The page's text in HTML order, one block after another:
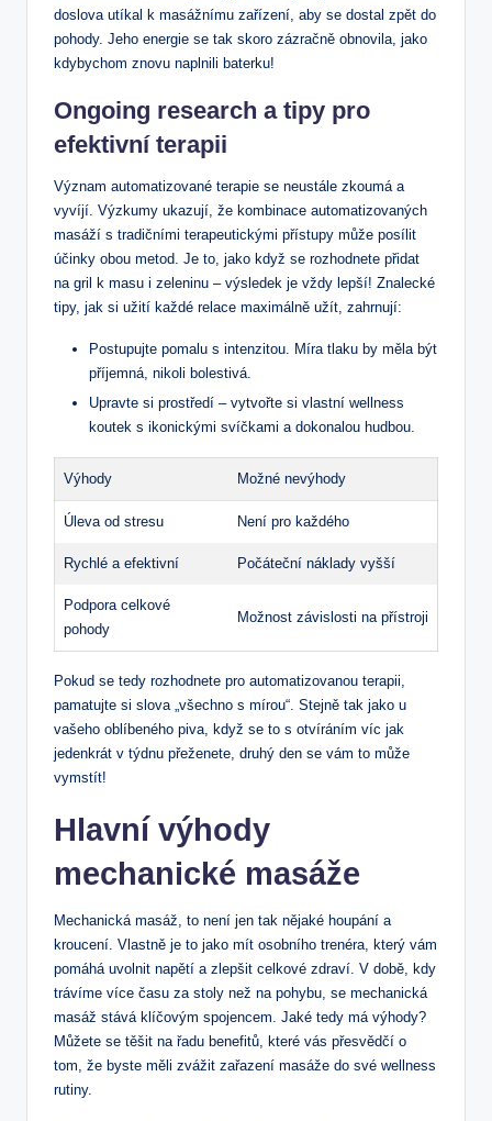
doslova utíkal k masážnímu zařízení, aby se dostal zpět do
pohody. Jeho energie ⁣se tak skoro zázračně obnovila, ⁢jako⁤
kdybychom znovu naplnili baterku!
Ongoing research a tipy​ pro
efektivní⁣ terapii
Význam automatizované terapie se neustále zkoumá a
vyvíjí. Výzkumy ukazují, že kombinace automatizovaných
masáží s ​tradičními terapeutickými přístupy může posílit
účinky obou ⁢metod. Je to, jako když se rozhodnete přidat
na gril k masu ⁢i zeleninu ‌– výsledek je vždy⁣ lepší! Znalecké
tipy, jak si užití každé relace ​maximálně užít, zahrnují:
Postupujte pomalu s intenzitou.‍ Míra tlaku by měla být
příjemná, nikoli‌ bolestivá.
Upravte si prostředí – vytvořte⁢ si vlastní ⁣wellness
koutek s ikonickými svíčkami a ‍dokonalou ⁢hudbou.
Výhody Možné nevýhody
Úleva od stresu Není pro každého
Rychlé a‍ efektivní Počáteční‍ náklady vyšší
Podpora celkové
pohody
Možnost závislosti na přístroji
Pokud se tedy rozhodnete pro automatizovanou⁣ terapii,‍
pamatujte si slova⁤ „všechno s mírou“. Stejně tak ​jako u
⁢vašeho oblíbeného piva, ⁢když se to s otvíráním víc jak
jedenkrát v​ týdnu přeženete, ⁤druhý den se vám to může⁣
vymstít!
Hlavní výhody
mechanické masáže
Mechanická​ masáž,‍ to není jen tak nějaké houpání ⁣a
kroucení. Vlastně⁢ je to‍ jako mít ⁤osobního ‌trenéra,​ který ⁤vám
pomáhá uvolnit napětí a zlepšit celkové zdraví. V době, ⁤kdy
trávíme ‍více⁢ času za stoly ⁣než na pohybu,​ se mechanická⁤
masáž stává klíčovým spojencem. Jaké tedy má výhody?
Můžete se těšit na ⁢řadu benefitů, které vás‌ přesvědčí ⁢o⁤
tom, ​že byste měli zvážit zařazení masáže do své wellness
rutiny.